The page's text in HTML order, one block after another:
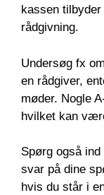
kassen
rådgivning.
Undersøg fx
en rådgiver,
møder. Nogle
hvilket kan
Spørg også
svar på dine
hvis du står i